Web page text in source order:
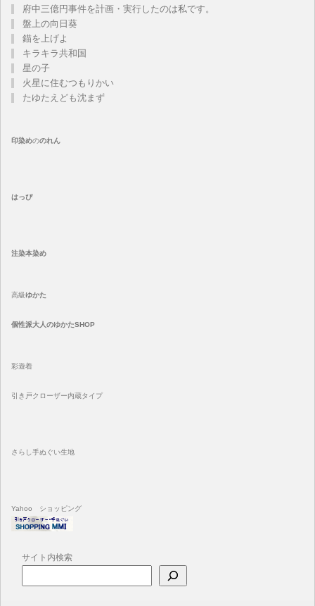
府中三億円事件を計画・実行したのは私です。
盤上の向日葵
錨を上げよ
キラキラ共和国
星の子
火星に住むつもりかい
たゆたえども沈まず
印染めののれん
はっぴ
注染本染め
高級ゆかた
個性派大人のゆかたSHOP
彩遊着
引き戸クローザー内蔵タイプ
さらし手ぬぐい生地
Yahoo ショッピング
サイト内検索